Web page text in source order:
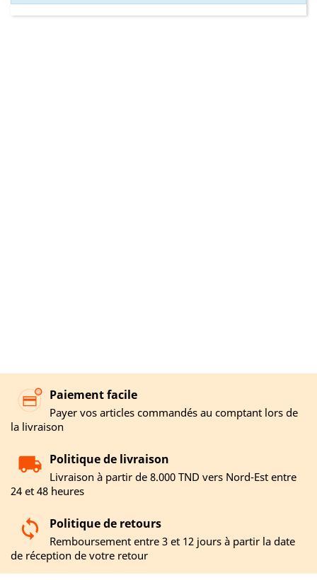
Paiement facile
Payer vos articles commandés au comptant lors de
la livraison
Politique de livraison
Livraison à partir de 8.000 TND vers Nord-Est entre
24 et 48 heures
Politique de retours
Remboursement entre 3 et 12 jours à partir la date
de réception de votre retour